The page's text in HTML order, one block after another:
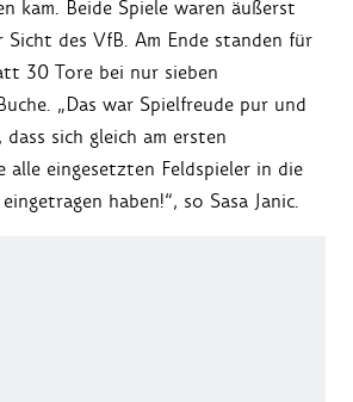
kam. Beide Spiele waren äußerst
Sicht des VfB. Am Ende standen für
30 Tore bei nur sieben
„Das war Spielfreude pur und
sich gleich am ersten
alle eingesetzten Feldspieler in die
haben!“, so Sasa Janic.